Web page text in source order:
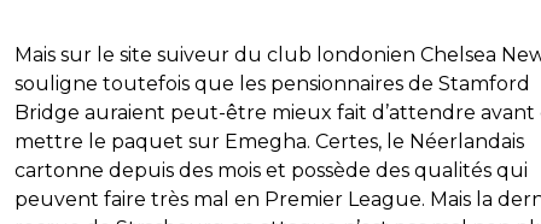
Mais sur le site suiveur du club londonien Chelsea
souligne toutefois que les pensionnaires de Stamford
Bridge auraient peut-être mieux fait d’attendre avant
mettre le paquet sur Emegha. Certes, le Néerlandais
cartonne depuis des mois et possède des qualités qui
peuvent faire très mal en Premier League. Mais la